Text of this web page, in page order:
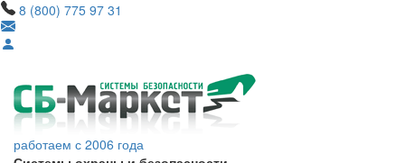
8 (800) 775 97 31
работаем с 2006 года